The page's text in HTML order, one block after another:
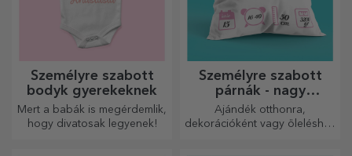
Személyre szabott
bodyk gyerekeknek
Mert a babák is megérdemlik,
hogy divatosak legyenek!
Személyre szabott
párnák - nagy
méretben
Ajándék otthonra,
dekorációként vagy öleléshez